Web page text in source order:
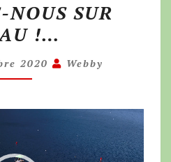
NOUS SUR
!…
2020 Webby